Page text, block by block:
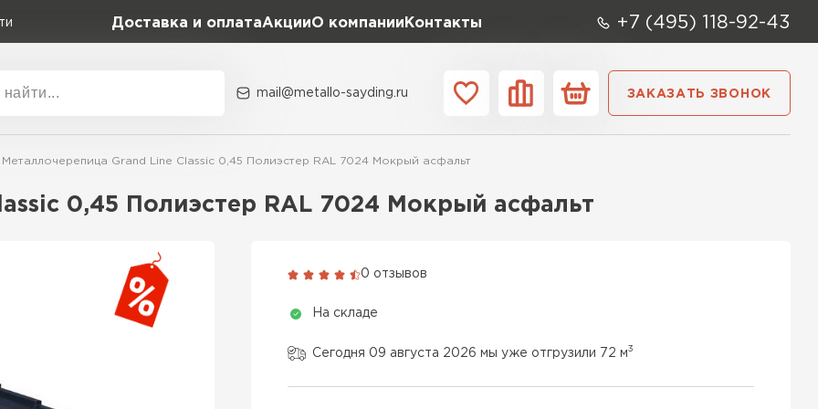
Доставка и оплатаАкцииО компании Контакты +7 (495) 118-92-43
Коллекция
Classic Grand Line
Kvinta plus Grand Line
Grand Line Kvinta Un
Modern Grand Line
Доборные элементы
mail@metallo-sayding.ru ЗАКАЗАТЬ ЗВОНОК
Металлочерепица Grand Line Classic 0,45 Полиэстер RAL 7024 Мокрый асфальт
0,45 Полиэстер RAL 7024 Мокрый асфальт
0 отзывов
На складе
Сегодня 09 августа 2026 мы уже отгрузили 72 м3